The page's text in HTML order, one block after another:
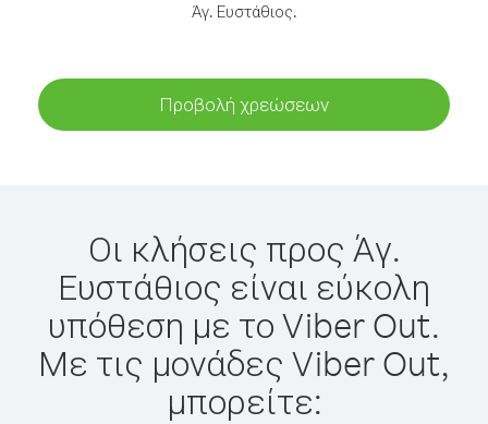
Άγ. Ευστάθιος.
Προβολή χρεώσεων
Οι κλήσεις προς Άγ.
Ευστάθιος είναι εύκολη
υπόθεση με το Viber Out.
Με τις μονάδες Viber Out,
μπορείτε: